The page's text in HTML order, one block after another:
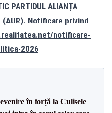
PARTIDUL ALIANȚA
(AUR). Notificare privind
notificare-
2026
în forță la Culisele